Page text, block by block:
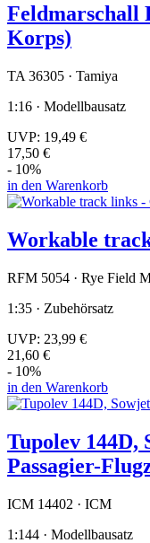
Feldmarschall
Korps)
TA 36305 · Tamiya
1:16 · Modellbausatz
UVP: 19,49 €
17,50 €
- 10%
in den Warenkorb
Workable
RFM 5054 · Rye Field
1:35 · Zubehörsatz
UVP: 23,99 €
21,60 €
- 10%
in den Warenkorb
Tupolev 144D,
Passagier-
ICM 14402 · ICM
1:144 · Modellbausatz